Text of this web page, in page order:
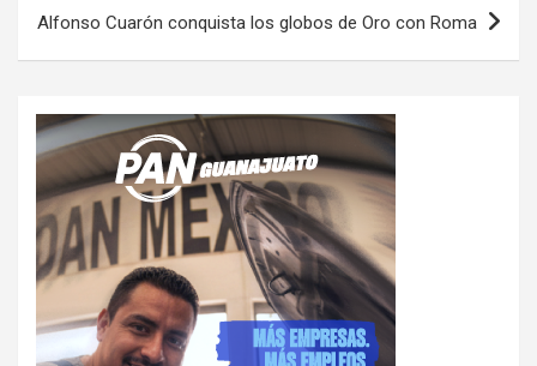
Alfonso Cuarón conquista los globos de Oro con Roma